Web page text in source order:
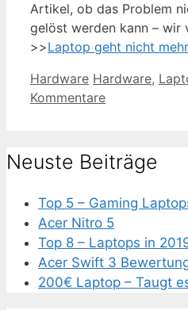
Artikel, ob das Problem
gelöst werden kann – wir
>>Laptop geht nicht
Kategorien
Hardware Schlagwörter
Hardware,
Kommentare
Neuste Beiträge
Top 5 – Gaming
Acer Nitro 5
Top 8 – Laptops in
Acer Swift 3
200€ Laptop – Taugt